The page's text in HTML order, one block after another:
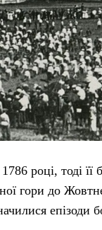
році, тоді її
гори до
епізоди